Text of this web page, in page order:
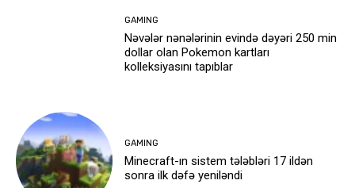
GAMING
Nəvələr nənələrinin evində dəyəri 250 min
dollar olan Pokemon kartları
kolleksiyasını tapıblar
GAMING
Minecraft-ın sistem tələbləri 17 ildən
sonra ilk dəfə yeniləndi